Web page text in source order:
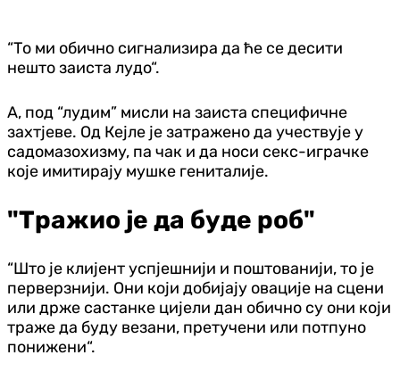
“То ми обично сигнализира да ће се десити
нешто заиста лудо“.
А, под “лудим” мисли на заиста специфичне
захтјеве. Од Кејле је затражено да учествује у
садомазохизму, па чак и да носи секс-играчке
које имитирају мушке гениталије.
"Тражио је да буде роб"
“Што је клијент успјешнији и поштованији, то је
перверзнији. Они који добијају овације на сцени
или држе састанке цијели дан обично су они који
траже да буду везани, претучени или потпуно
понижени“.